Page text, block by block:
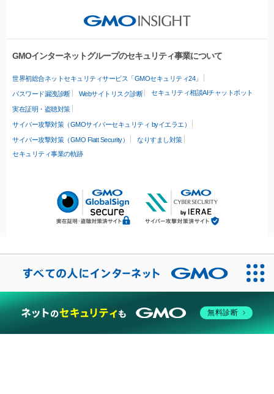
GMOインターネットグループのセキュリティ事業について
世界初総合ネットセキュリティサービス「GMOセキュリティ24」
パスワード漏洩診断 Webサイトリスク診断 セキュリティ相談AIチャットボット
実在証明・盗聴対策
サイバー攻撃対策（GMOサイバーセキュリティ byイエラエ）
サイバー攻撃対策（GMO Flatt Security）
なりすまし対策
セキュリティ事業の軌跡
無料診断